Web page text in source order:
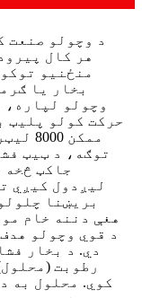
د وچولو صنعت
هر کال
منځنیو
بخار یا
وچولو لپاره،
حرکت کولو پلیټ
توګه، د ټیټ
جاکټ څخه
لیږدول کیږي
بریښنا
هغې دننه خام
د قوي وچولو
دي. د بخار
رطوبت
کوي. محلول به